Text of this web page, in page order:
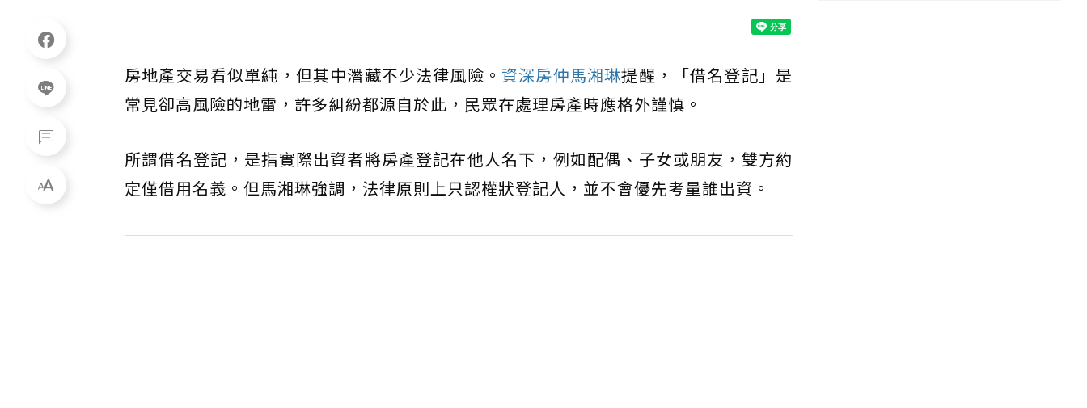
房地產交易看似單純，但其中潛藏不少法律風險。 資深房仲馬湘琳提醒，「借名登記」是
常見卻高風險的地雷，許多糾紛都源自於此，民眾在處理房產時應格外謹慎。
所謂借名登記，是指實際出資者將房產登記在他人名下，例如配偶、子女或朋友，雙方約
定僅借用名義。但馬湘琳強調，法律原則上只認權狀登記人，並不會優先考量誰出資。